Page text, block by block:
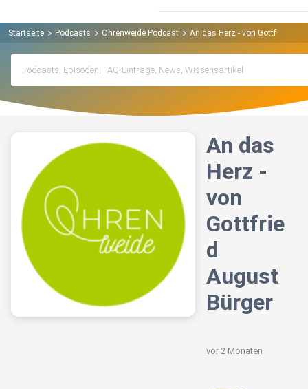
Startseite Podcasts Ohrenweide Podcast An das Herz - von Gottfried
An das
Herz -
von
Gottfrie
d
August
Bürger
vor 2 Monaten